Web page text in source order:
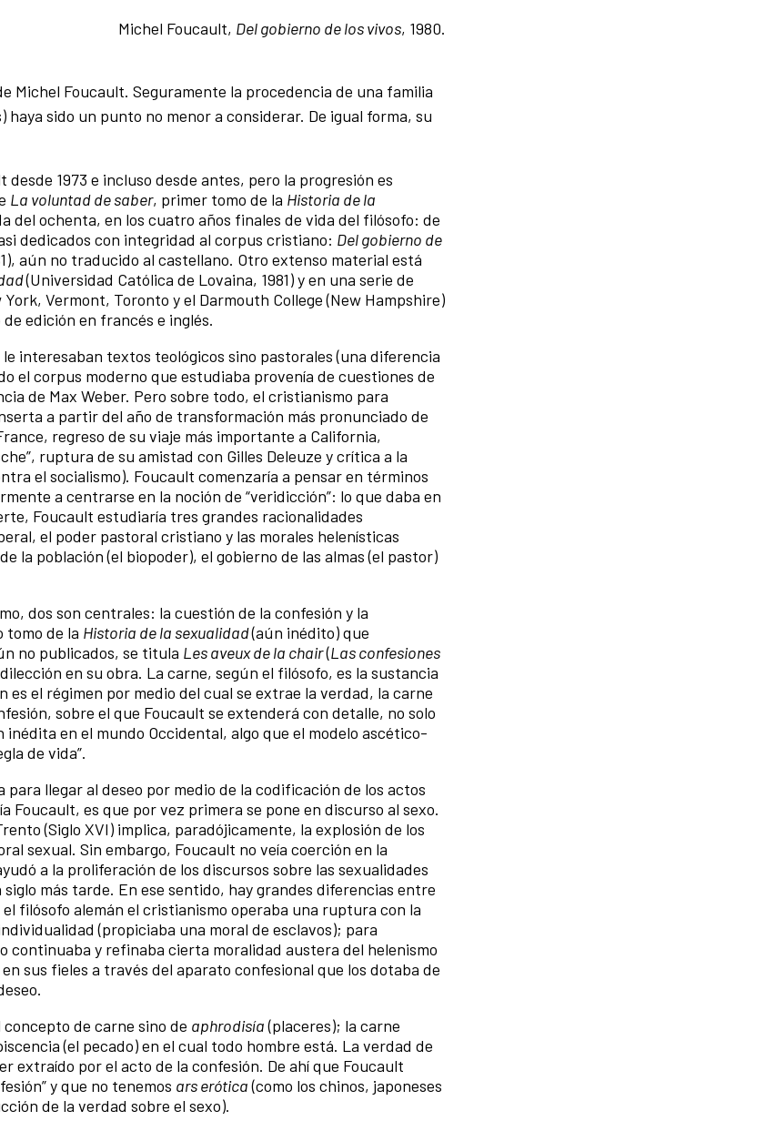
Michel Foucault, Del gobierno de los vivos, 1980.
Michel Foucault. Seguramente la procedencia de una familia
sido un punto no menor a considerar. De igual forma, su
1973 e incluso desde antes, pero la progresión es
La voluntad de saber, primer tomo de la Historia de la
del ochenta, en los cuatro años finales de vida del filósofo: de
dedicados con integridad al corpus cristiano: Del gobierno de
aún no traducido al castellano. Otro extenso material está
(Universidad Católica de Lovaina, 1981) y en una serie de
Vermont, Toronto y el Darmouth College (New Hampshire)
edición en francés e inglés.
interesaban textos teológicos sino pastorales (una diferencia
el corpus moderno que estudiaba provenía de cuestiones de
de Max Weber. Pero sobre todo, el cristianismo para
a partir del año de transformación más pronunciado de
regreso de su viaje más importante a California,
ruptura de su amistad con Gilles Deleuze y crítica a la
el socialismo). Foucault comenzaría a pensar en términos
a centrarse en la noción de “veridicción”: lo que daba en
Foucault estudiaría tres grandes racionalidades
el poder pastoral cristiano y las morales helenísticas
la población (el biopoder), el gobierno de las almas (el pastor)
dos son centrales: la cuestión de la confesión y la
tomo de la Historia de la sexualidad(aún inédito) que
no publicados, se titula Les aveux de la chair(Las confesiones
en su obra. La carne, según el filósofo, es la sustancia
el régimen por medio del cual se extrae la verdad, la carne
sobre el que Foucault se extenderá con detalle, no solo
en el mundo Occidental, algo que el modelo ascético-
de vida”.
llegar al deseo por medio de la codificación de los actos
Foucault, es que por vez primera se pone en discurso al sexo.
(Siglo XVI) implica, paradójicamente, la explosión de los
sexual. Sin embargo, Foucault no veía coerción en la
a la proliferación de los discursos sobre las sexualidades
más tarde. En ese sentido, hay grandes diferencias entre
filósofo alemán el cristianismo operaba una ruptura con la
(propiciaba una moral de esclavos); para
y refinaba cierta moralidad austera del helenismo
sus fieles a través del aparato confesional que los dotaba de
de carne sino de aphrodisía(placeres); la carne
(el pecado) en el cual todo hombre está. La verdad de
extraído por el acto de la confesión. De ahí que Foucault
y que no tenemos ars erótica(como los chinos, japoneses
de la verdad sobre el sexo).